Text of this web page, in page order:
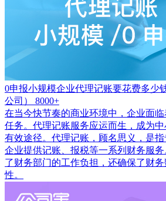
0申报小规模企业代理记账要花费多少
公司）
8000+
在当今快节奏的商业环境中，企业面
任务。代理记账服务应运而生，成为
有效途径。代理记账，顾名思义，是
企业提供记账、报税等一系列财务服
了财务部门的工作负担，还确保了财
性。